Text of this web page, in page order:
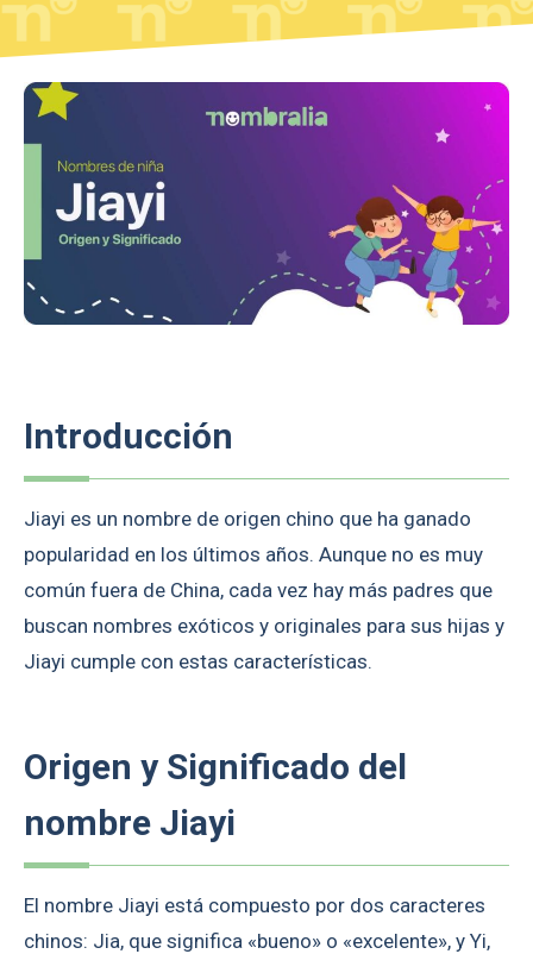
Introducción
Jiayi es un nombre de origen chino que ha ganado
popularidad en los últimos años. Aunque no es muy
común fuera de China, cada vez hay más padres que
buscan nombres exóticos y originales para sus hijas y
Jiayi cumple con estas características.
Origen y Significado del
nombre Jiayi
El nombre Jiayi está compuesto por dos caracteres
chinos: Jia, que significa «bueno» o «excelente», y Yi,